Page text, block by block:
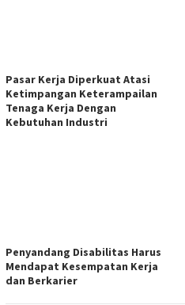
Pasar Kerja Diperkuat Atasi
Ketimpangan Keterampailan
Tenaga Kerja Dengan
Kebutuhan Industri
Penyandang Disabilitas Harus
Mendapat Kesempatan Kerja
dan Berkarier